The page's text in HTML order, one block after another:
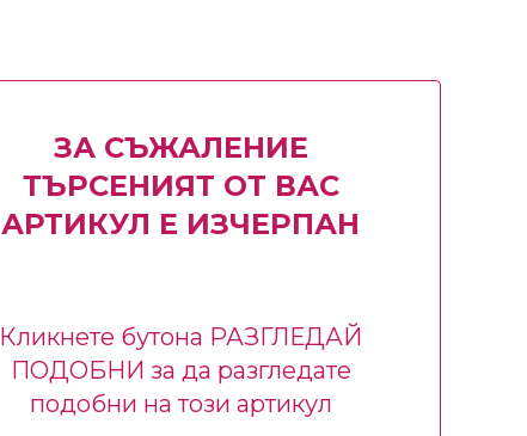
ЗА СЪЖАЛЕНИЕ
ТЪРСЕНИЯТ ОТ ВАС
АРТИКУЛ Е ИЗЧЕРПАН
Кликнете бутона РАЗГЛЕДАЙ
ПОДОБНИ за да разгледате
подобни на този артикул